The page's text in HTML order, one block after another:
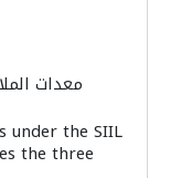
معدات
أرضيات
under the SIIL
the three